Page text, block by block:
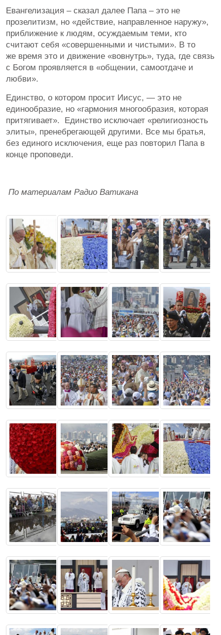
Евангелизация – сказал далее Папа – это не
прозелитизм, но «действие, направленное наружу»,
приближение к людям, осуждаемым теми, кто
считают себя «совершенными и чистыми». В то
же время это и движение «вовнутрь», туда, где связь
с Богом проявляется в «общении, самоотдаче и
любви».
Единство, о котором просит Иисус, — это не
единообразие, но «гармония многообразия, которая
притягивает». Единство исключает «религиозность
элиты», пренебрегающей другими. Все мы братья,
без единого исключения, еще раз повторил Папа в
конце проповеди.
По материалам Радио Ватикана